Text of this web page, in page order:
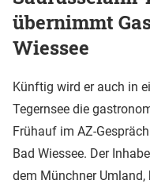
übernimmt
Wiessee
Künftig wird er auch in
Tegernsee die
Frühauf im AZ-
Bad Wiessee. Der
dem Münchner